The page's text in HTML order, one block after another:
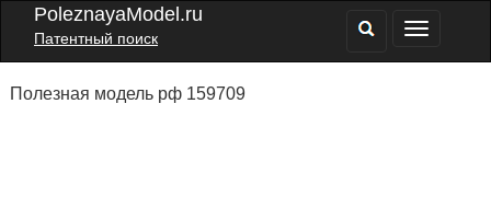
PoleznayaModel.ru
Патентный поиск
Полезная модель рф 159709